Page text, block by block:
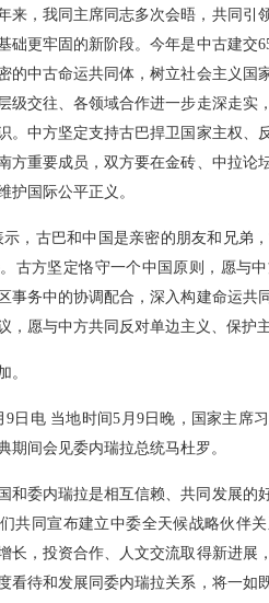
来，我同主席同志多次会晤，共同引
础更牢固的新阶段。今年是中古建交
的中古命运共同体，树立社会主义国
级交往、各领域合作进一步走深走实
。中方坚定支持古巴捍卫国家主权、
方重要成员，双方要在金砖、中拉论
护国际公平正义。
，古巴和中国是亲密的朋友和兄弟
古方坚定恪守一个中国原则，愿与
事务中的协调配合，深入构建命运共
，愿与中方共同反对单边主义、保护
。
9日电 当地时间5月9日晚，国家主席
期间会见委内瑞拉总统马杜罗。
和委内瑞拉是相互信赖、共同发展的
共同宣布建立中委全天候战略伙伴
长，投资合作、人文交流取得新进展
看待和发展同委内瑞拉关系，将一如